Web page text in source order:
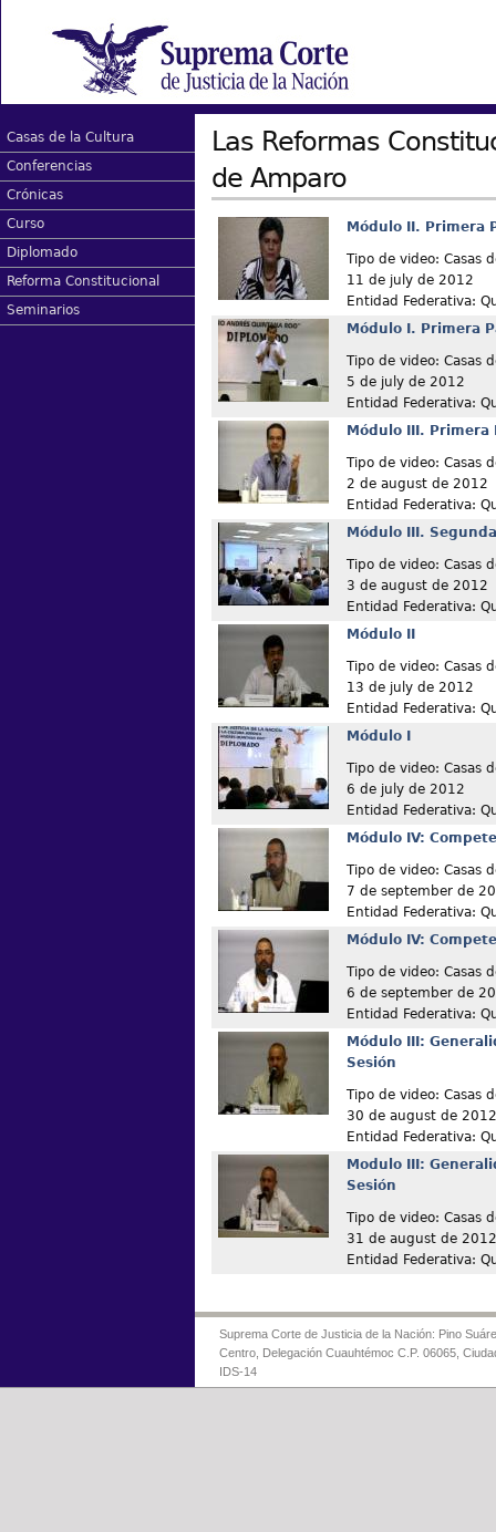
Casas de la Cultura
Conferencias
Crónicas
Curso
Diplomado
Reforma Constitucional
Seminarios
Las Reformas
de Amparo
Módulo II. Primera
Tipo de video: Casas
11 de july de 2012
Entidad Federativa:
Módulo I. Primera
Tipo de video: Casas
5 de july de 2012
Entidad Federativa:
Módulo III.
Tipo de video: Casas
2 de august de 2012
Entidad Federativa:
Módulo III.
Tipo de video: Casas
3 de august de 2012
Entidad Federativa:
Módulo II
Tipo de video: Casas
13 de july de 2012
Entidad Federativa:
Módulo I
Tipo de video: Casas
6 de july de 2012
Entidad Federativa:
Módulo IV:
Tipo de video: Casas
7 de september de
Entidad Federativa:
Módulo IV:
Tipo de video: Casas
6 de september de
Entidad Federativa:
Módulo III:
Sesión
Tipo de video: Casas
30 de august de 2012
Entidad Federativa:
Modulo III:
Sesión
Tipo de video: Casas
31 de august de 2012
Entidad Federativa:
Suprema Corte de Justicia de la Nación: Pino
Centro, Delegación Cuauhtémoc C.P. 06065,
IDS-14